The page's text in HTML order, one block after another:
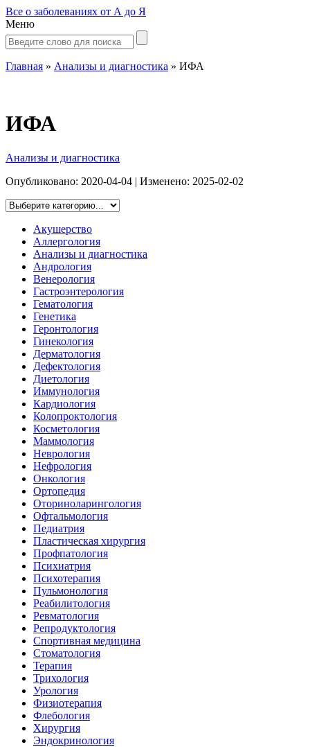
Все о заболеваниях от А до Я
Меню
Главная » Анализы и диагностика » ИФА
ИФА
Анализы и диагностика
Опубликовано: 2020-04-04 | Изменено: 2025-02-02
Акушерство
Аллергология
Анализы и диагностика
Андрология
Венерология
Гастроэнтерология
Гематология
Генетика
Геронтология
Гинекология
Дерматология
Дефектология
Диетология
Иммунология
Кардиология
Колопроктология
Косметология
Маммология
Неврология
Нефрология
Онкология
Ортопедия
Оториноларингология
Офтальмология
Педиатрия
Пластическая хирургия
Профпатология
Психиатрия
Психотерапия
Пульмонология
Реабилитология
Ревматология
Репродуктология
Спортивная медицина
Стоматология
Терапия
Трихология
Урология
Физиотерапия
Флебология
Хирургия
Эндокринология